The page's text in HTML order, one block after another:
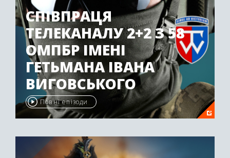
СПІВПРАЦЯ
ТЕЛЕКАНАЛУ 2+2 З 58
ОМПБР ІМЕНІ
ГЕТЬМАНА ІВАНА
ВИГОВСЬКОГО
Повні епізоди